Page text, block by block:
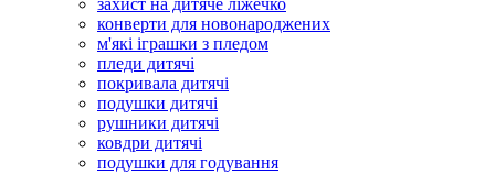
захист на дитяче ліжечко
конверти для новонароджених
м'які іграшки з пледом
пледи дитячі
покривала дитячі
подушки дитячі
рушники дитячі
ковдри дитячі
подушки для годування